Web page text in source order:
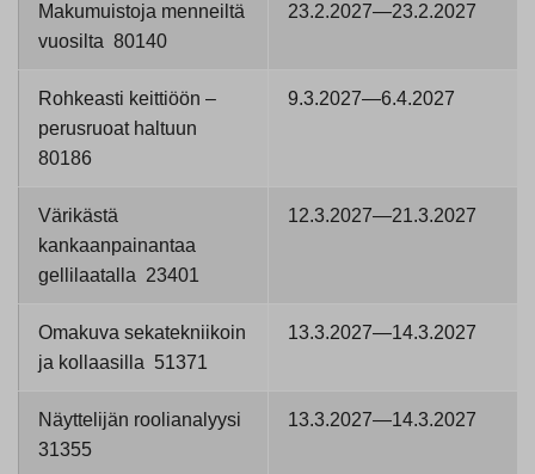
Makumuistoja menneiltä
vuosilta 80140
23.2.2027—23.2.2027
Rohkeasti keittiöön –
perusruoat haltuun
80186
9.3.2027—6.4.2027
Värikästä
kankaanpainantaa
gellilaatalla 23401
12.3.2027—21.3.2027
Omakuva sekatekniikoin
ja kollaasilla 51371
13.3.2027—14.3.2027
Näyttelijän roolianalyysi
31355
13.3.2027—14.3.2027